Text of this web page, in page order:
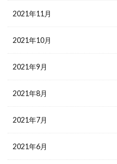
2021年11月
2021年10月
2021年9月
2021年8月
2021年7月
2021年6月